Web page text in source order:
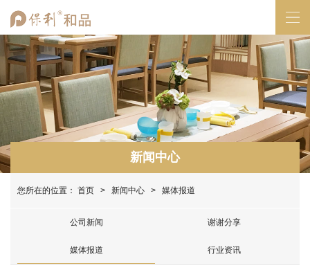
新闻中心
您所在的位置： 首页 > 新闻中心 > 媒体报道
公司新闻 谢谢分享
媒体报道 行业资讯